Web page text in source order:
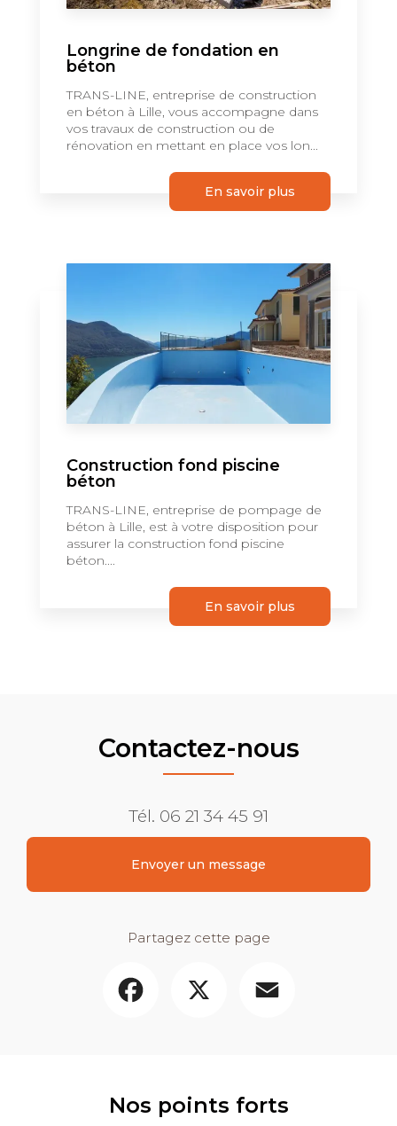
Longrine de fondation en
béton
TRANS-LINE, entreprise de construction
en béton à Lille, vous accompagne dans
vos travaux de construction ou de
rénovation en mettant en place vos lon...
En savoir plus
Construction fond piscine
béton
TRANS-LINE, entreprise de pompage de
béton à Lille, est à votre disposition pour
assurer la construction fond piscine
béton....
En savoir plus
Contactez-nous
Tél. 06 21 34 45 91
Envoyer un message
Partagez cette page
Nos points forts